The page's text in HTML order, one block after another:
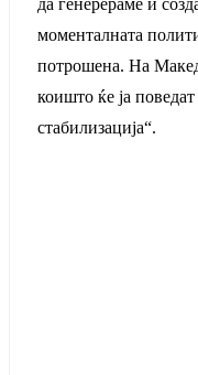
да генерераме и
моменталната
потрошена. На
коишто ќе ја
стабилизација“.